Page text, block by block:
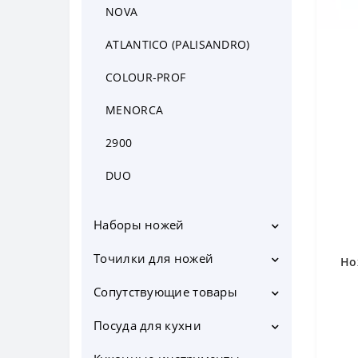
NOVA
ATLANTICO (PALISANDRO)
COLOUR-PROF
MENORCA
2900
DUO
Наборы ножей
Точилки для ножей
ножей
Сопутствующие товары
Посуда для кухни